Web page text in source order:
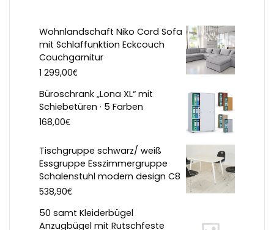
Wohnlandschaft Niko Cord Sofa
mit Schlaffunktion Eckcouch
Couchgarnitur
1 299,00€
Büroschrank „Lona XL“ mit
Schiebetüren · 5 Farben
168,00€
Tischgruppe schwarz/ weiß
Essgruppe Esszimmergruppe
Schalenstuhl modern design C8
538,90€
50 samt Kleiderbügel
Anzugbügel mit Rutschfeste